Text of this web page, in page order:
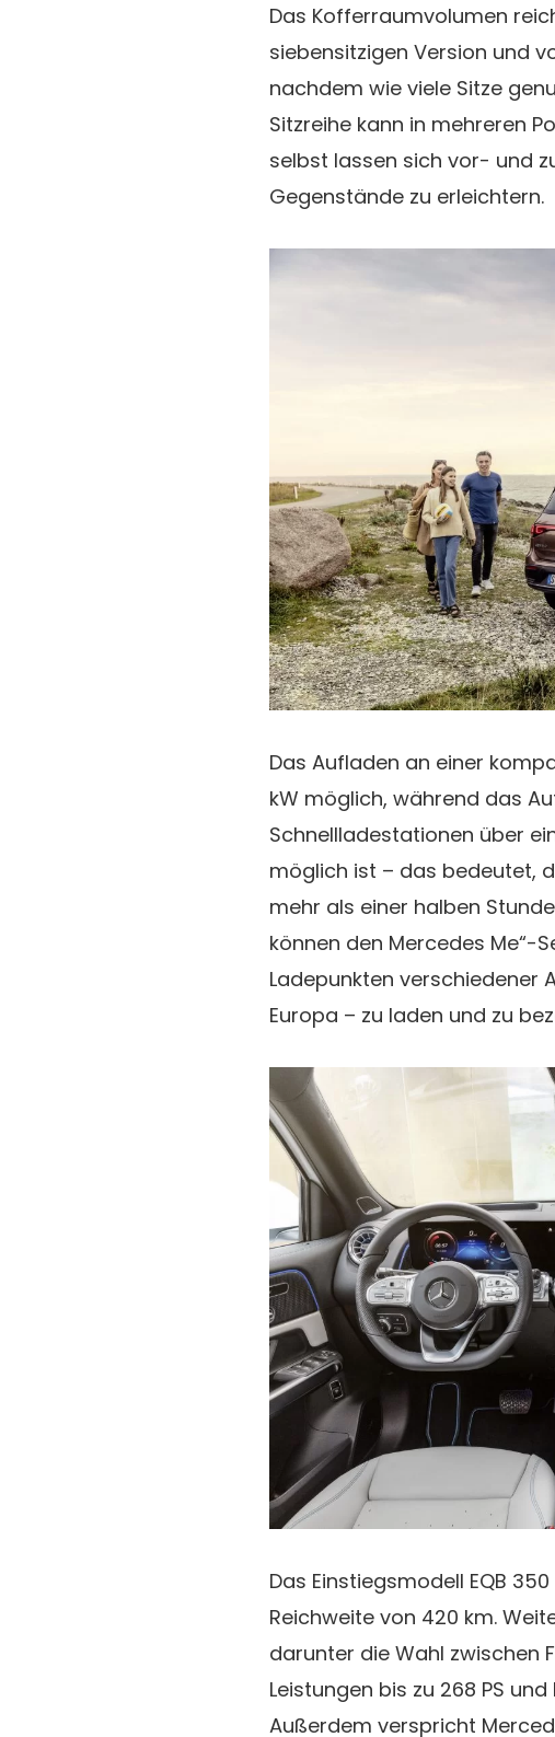
Das Kofferraumvolumen
siebensitzigen Version und
nachdem wie viele Sitze
Sitzreihe kann in mehreren
selbst lassen sich vor- und
Gegenstände zu erleichtern.
Das Aufladen an einer
kW möglich, während das
Schnellladestationen über
möglich ist – das bedeutet,
mehr als einer halben
können den Mercedes Me“-
Ladepunkten verschiedener
Europa – zu laden und zu
Das Einstiegsmodell EQB
Reichweite von 420 km.
darunter die Wahl zwischen
Leistungen bis zu 268 PS
Außerdem verspricht